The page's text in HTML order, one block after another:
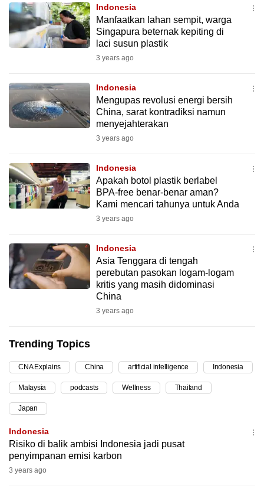
Indonesia
Manfaatkan lahan sempit, warga
Singapura beternak kepiting di
laci susun plastik
3 years ago
Indonesia
Mengupas revolusi energi bersih
China, sarat kontradiksi namun
menyejahterakan
3 years ago
Indonesia
Apakah botol plastik berlabel
BPA-free benar-benar aman?
Kami mencari tahunya untuk Anda
3 years ago
Indonesia
Asia Tenggara di tengah
perebutan pasokan logam-logam
kritis yang masih didominasi
China
3 years ago
Trending Topics
CNA Explains China artificial intelligence Indonesia
Malaysia podcasts Wellness Thailand
Japan
Indonesia
Risiko di balik ambisi Indonesia jadi pusat
penyimpanan emisi karbon
3 years ago
to
switch
browsers
want
your
experience
with
be
fast,
secure
best
it
can
possibly
continue,
upgrade
to
a
supported
or,
for